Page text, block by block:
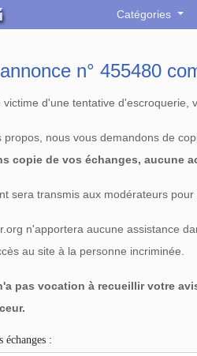
Catégories
n° 455480
victime d'une tentative d'escroquerie,
propos, nous vous demandons de
copie de vos échanges, aucune
sera transmis aux modérateurs pour
n'apportera aucune assistance
au site à la personne incriminée.
pas vocation à recueillir votre
échanges :